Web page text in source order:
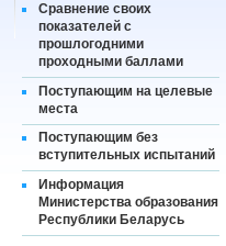
Сравнение своих
показателей с
прошлогодними
проходными баллами
Поступающим на целевые
места
Поступающим без
вступительных испытаний
Информация
Министерства образования
Республики Беларусь